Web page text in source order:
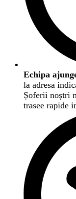
Echipa
la adresa
Șoferii noștri
trasee rapide